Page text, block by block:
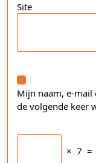
Site
Mijn naam, e-mail
de volgende keer
× 7 =